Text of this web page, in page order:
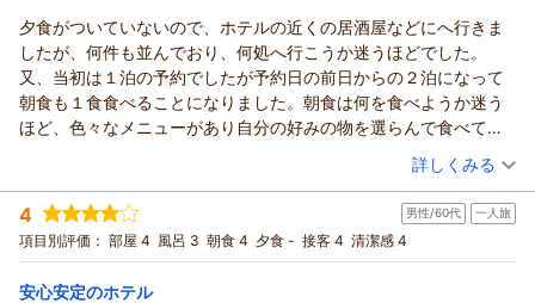
帯広名物の豚丼や十勝産の大豆を使用した納豆など、北海道ら
しさを
感じていただけるメニューを多数ご用意しております。
一日の始まりのエネルギーチャージとなる朝食を目いっぱい
お楽しみいただけたのでしたら幸いでございます。
今後ともお客様により満足いただけるホテルを目指し､
最後になりますが､本日はお忙しい中ご宿泊の感想をお寄せいた
だき
誠にありがとうございます。
また帯広へお越しの際には､リッチモンドホテル帯広駅前を
頂戴し、レストランスタッフ一同大変感激いたしております。
ライブキッチンで焼き上げる本場の豚丼など、朝からお腹いっ
ぱいに帯広の味を楽しんでいただけておりましたら嬉しい限り
でございます。
「また利用したい」という温かいお言葉を糧に、これからもい
つでも変わらぬ安心と快適さを提供できるホテルであり続けら
れるよう、スタッフ一同サービスの向上に努めてまいります。
お客様のまたのお越しを、心よりお待ち申し上げております。
支配人
フロント 松村
この度は当ホテルをご利用いただき、
また心温まるご感想をお寄せいただき
誠にありがとうございます。
当日はお部屋に空きがございましたので、
より広めのお部屋をご用意させていただきました。
お部屋の清潔さやソファーなどの設備にもご満足いただき、
「VIP感があり感動しました」とのお言葉を頂戴し、大変嬉しく
拝読いたしました。
「また泊まりたい」と思っていただけたことが、私どもにとっ
て何よりの励みです。
次回も快適で特別なひとときをお過ごしいただけるよう、
夕食がついていないので、ホテルの近くの居酒屋などにへ行きま
したが、何件も並んでおり、何処へ行こうか迷うほどでした。
又、当初は１泊の予約でしたが予約日の前日からの２泊になって
朝食も１食食べることになりました。朝食は何を食べようか迷う
ほど、色々なメニューがあり自分の好みの物を選らんで食べて美
味しく頂きました。部屋の使い勝手も良かったので機会があれば
（投稿日：2026/07/07）
宿泊時期： 2026年07月宿泊 (一人旅)
投稿者： すーさんさん
宿泊プラン： 【早期割28】28日前までの予約でお得に泊まろう-食事なし-
シングル 食事なし
宿泊価格帯： 14,001～15,000円(大人一人あたり/税込)
詳しくみる
4 男性/60代 一人旅
項目別評価： 部屋 4 風呂 3 朝食 4 夕食 - 接客 4 清潔感 4
安心安定のホテル